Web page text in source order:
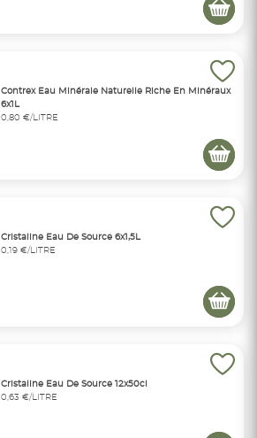
Contrex Eau Minérale Naturelle Riche En Minéraux
6x1L
0,80 €/LITRE
Cristaline Eau De Source 6x1,5L
0,19 €/LITRE
Cristaline Eau De Source 12x50cl
0,63 €/LITRE